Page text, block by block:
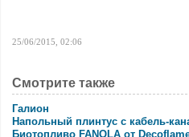
25/06/2015, 02:06
Смотрите также
Галион
Напольный плинтус с кабель-
Биотопливо FANOLA от